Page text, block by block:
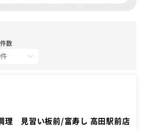
数
理 見習い板前/富寿し 高田駅前店